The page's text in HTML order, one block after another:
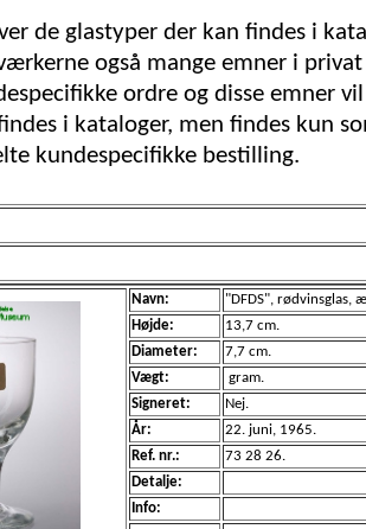
de glastyper der kan findes i
også mange emner i
ordre og disse emner
i kataloger, men findes kun
kundespecifikke bestilling.
Navn:
"DFDS", rødvinsglas,
Højde:
13,7 cm.
Diameter:
7,7 cm.
Vægt:
gram.
Signeret:
Nej.
År:
22. juni, 1965.
Ref. nr.:
73 28 26.
Detalje:
Info: